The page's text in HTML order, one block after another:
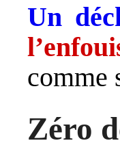
Un
comme
Zéro